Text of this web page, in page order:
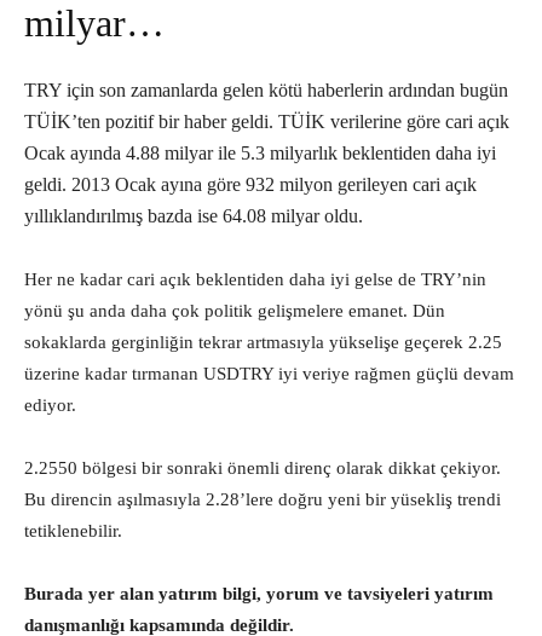
milyar…
TRY için son zamanlarda gelen kötü haberlerin ardından bugün
TÜİK’ten pozitif bir haber geldi. TÜİK verilerine göre cari açık
Ocak ayında 4.88 milyar ile 5.3 milyarlık beklentiden daha iyi
geldi. 2013 Ocak ayına göre 932 milyon gerileyen cari açık
yıllıklandırılmış bazda ise 64.08 milyar oldu.
Her ne kadar cari açık beklentiden daha iyi gelse de TRY’nin
yönü şu anda daha çok politik gelişmelere emanet. Dün
sokaklarda gerginliğin tekrar artmasıyla yükselişe geçerek 2.25
üzerine kadar tırmanan USDTRY iyi veriye rağmen güçlü devam
ediyor.
2.2550 bölgesi bir sonraki önemli direnç olarak dikkat çekiyor.
Bu direncin aşılmasıyla 2.28’lere doğru yeni bir yüsekliş trendi
tetiklenebilir.
Burada yer alan yatırım bilgi, yorum ve tavsiyeleri yatırım
danışmanlığı kapsamında değildir.